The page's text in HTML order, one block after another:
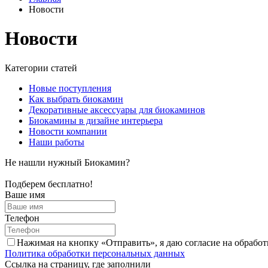
Новости
Новости
Категории статей
Новые поступления
Как выбрать биокамин
Декоративные аксессуары для биокаминов
Биокамины в дизайне интерьера
Новости компании
Наши работы
Не нашли нужный Биокамин?
Подберем бесплатно!
Ваше имя
Телефон
Нажимая на кнопку «Отправить», я даю согласие на
Политика обработки персональных данных
Ссылка на страницу, где заполнили